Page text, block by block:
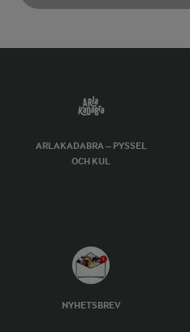
ARLAKADABRA – PYSSEL
OCH KUL
NYHETSBREV